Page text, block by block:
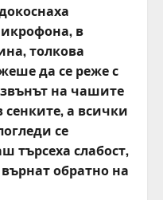
в
толкова
да се реже с
на чашите
сенките, а всички
се
търсеха слабост,
обратно на